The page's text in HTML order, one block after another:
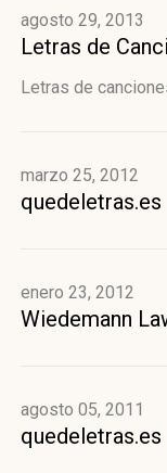
agosto 29, 2013
Letras de
Letras de
marzo 25, 2012
quedeletras.es
enero 23, 2012
Wiedemann
agosto 05, 2011
quedeletras.es